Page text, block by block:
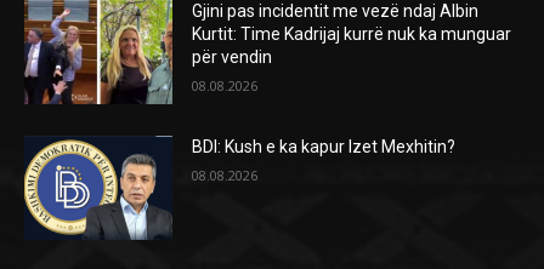
Gjini pas incidentit me vezë ndaj Albin
Kurtit: Time Kadrijaj kurrë nuk ka munguar
për vendin
08.08.2026
BDI: Kush e ka kapur Izet Mexhitin?
08.08.2026